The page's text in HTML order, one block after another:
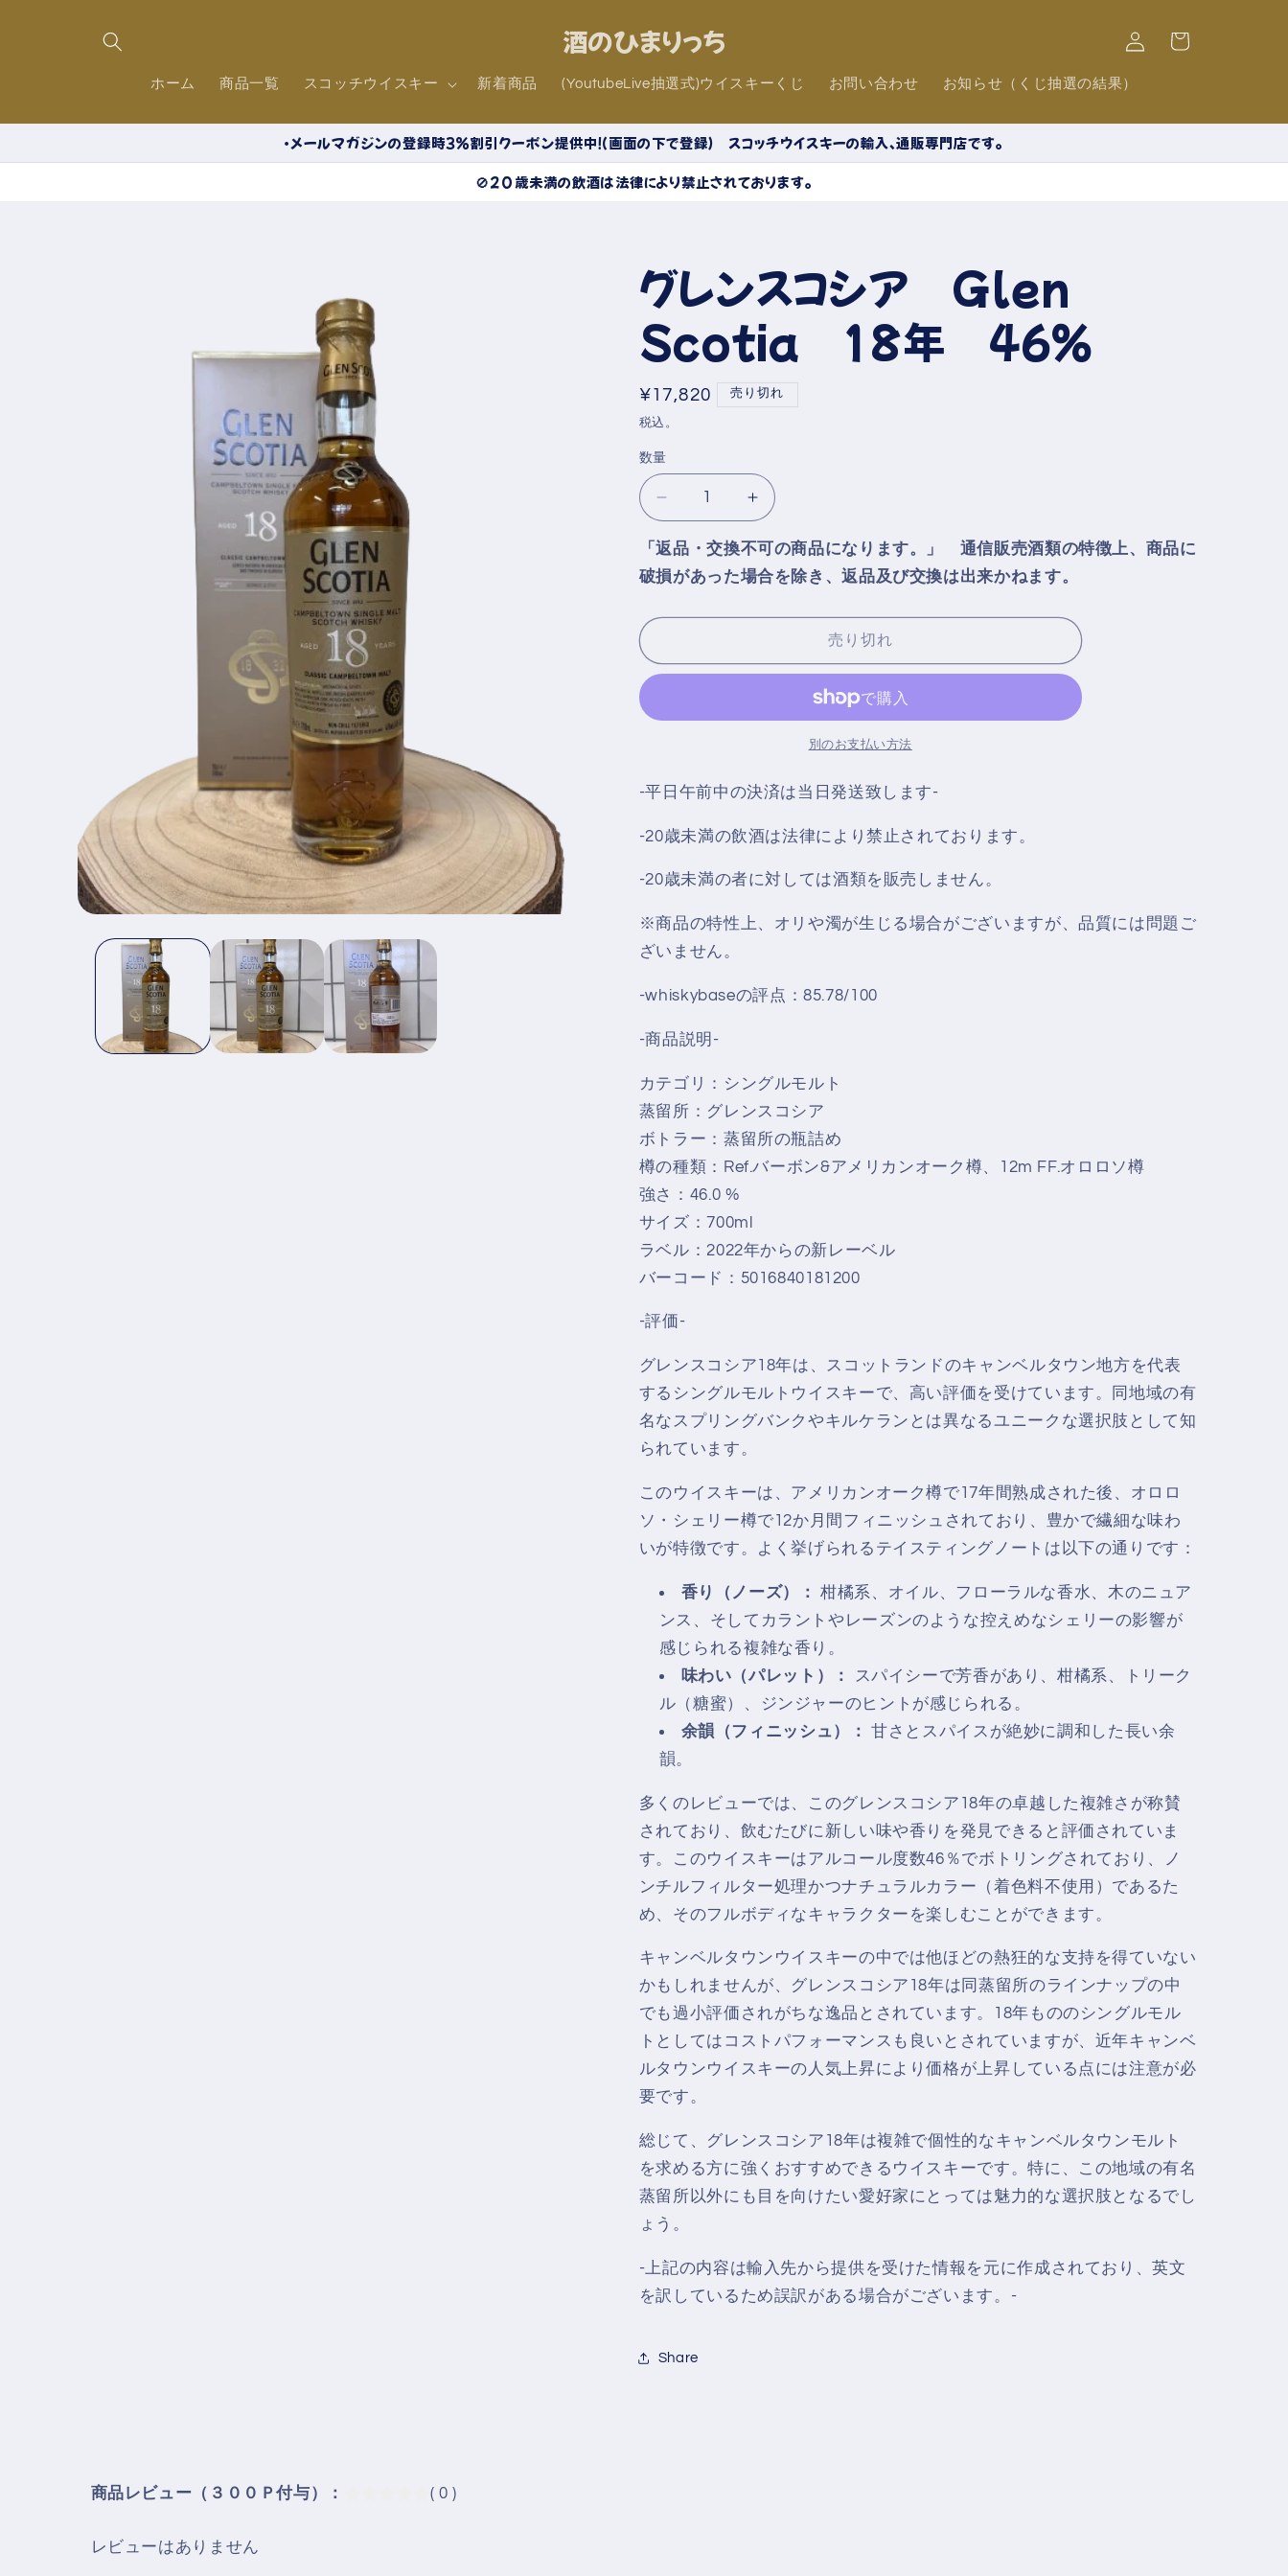
酒のひまりっち
ホーム 商品一覧 スコッチウイスキー 新着商品 (YoutubeLive抽選式)ウイスキーくじ お問い合わせ お知らせ（くじ抽選の結果）
グ
イ
ー
・メールマガジンの登録時３％割引クーポン提供中！（画面の下で登録） スコッチウイスキーの輸入、通販専門店です。
🚫20歳未満の飲酒は法律により禁止されております。
グレンスコシア Glen
Scotia 18年 46％
通
常
価
格
¥17,820 売り切れ
税込。
数量
ン
ス
ア
Glen
18
の
量
を
ら
す
グ
ン
ス
Glen
Scotia
18
の
量
を
や
「返品・交換不可の商品になります。」 通信販売酒類の特徴上、商品に
破損があった場合を除き、返品及び交換は出来かねます。
売り切れ
別のお支払い方法
‐平日午前中の決済は当日発送致します‐
-20歳未満の飲酒は法律により禁止されております。
-20歳未満の者に対しては酒類を販売しません。
※商品の特性上、オリや濁が生じる場合がございますが、品質には問題ご
ざいません。
-whiskybaseの評点：85.78/100
-商品説明-
カテゴリ：シングルモルト
蒸留所：グレンスコシア
ボトラー：蒸留所の瓶詰め
樽の種類：Ref.バーボン&アメリカンオーク樽、12m FF.オロロソ樽
強さ：46.0 %
サイズ：700ml
ラベル：2022年からの新レーベル
バーコード：5016840181200
-評価-
グレンスコシア18年は、スコットランドのキャンベルタウン地方を代表
するシングルモルトウイスキーで、高い評価を受けています。同地域の有
名なスプリングバンクやキルケランとは異なるユニークな選択肢として知
られています。
このウイスキーは、アメリカンオーク樽で17年間熟成された後、オロロ
ソ・シェリー樽で12か月間フィニッシュされており、豊かで繊細な味わ
いが特徴です。よく挙げられるテイスティングノートは以下の通りです：
香り（ノーズ）：
柑橘系、オイル、フローラルな香水、木のニュア
ンス、そしてカラントやレーズンのような控えめなシェリーの影響が
感じられる複雑な香り。
味わい（パレット）：
スパイシーで芳香があり、柑橘系、トリーク
ル（糖蜜）、ジンジャーのヒントが感じられる。
余韻（フィニッシュ）：
甘さとスパイスが絶妙に調和した長い余
韻。
多くのレビューでは、このグレンスコシア18年の卓越した複雑さが称賛
されており、飲むたびに新しい味や香りを発見できると評価されていま
す。このウイスキーはアルコール度数46％でボトリングされており、ノ
ンチルフィルター処理かつナチュラルカラー（着色料不使用）であるた
め、そのフルボディなキャラクターを楽しむことができます。
キャンベルタウンウイスキーの中では他ほどの熱狂的な支持を得ていない
かもしれませんが、グレンスコシア18年は同蒸留所のラインナップの中
でも過小評価されがちな逸品とされています。18年もののシングルモル
トとしてはコストパフォーマンスも良いとされていますが、近年キャンベ
ルタウンウイスキーの人気上昇により価格が上昇している点には注意が必
要です。
総じて、グレンスコシア18年は複雑で個性的なキャンベルタウンモルト
を求める方に強くおすすめできるウイスキーです。特に、この地域の有名
蒸留所以外にも目を向けたい愛好家にとっては魅力的な選択肢となるでし
ょう。
-上記の内容は輸入先から提供を受けた情報を元に作成されており、英文
を訳しているため誤訳がある場合がございます。-
Share
商品レビュー（３００Ｐ付与）： ( 0 )
レビューはありません